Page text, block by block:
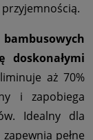
doskonałymi
aż 70%
i zapobiega
Idealny dla
pełne